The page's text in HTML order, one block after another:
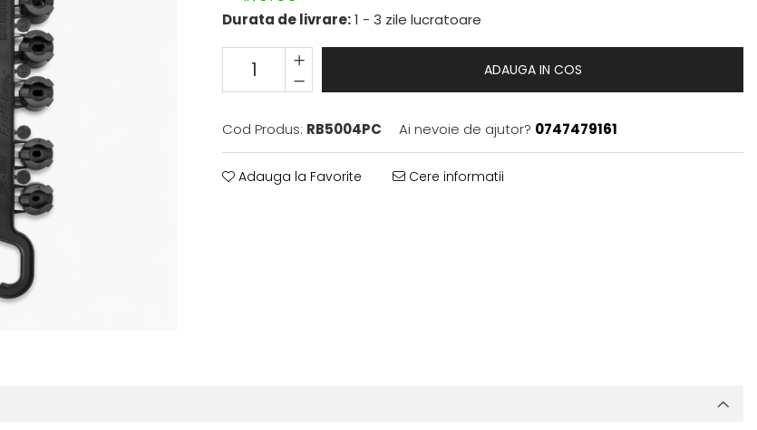
Durata de livrare:1 - 3 zile lucratoare
ADAUGA IN COS
Cod Produs: RB5004PC Ai nevoie de ajutor? 0747479161
Adauga la Favorite Cere informatii